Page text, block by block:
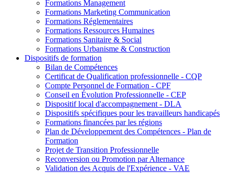
Formations Management
Formations Marketing Communication
Formations Réglementaires
Formations Ressources Humaines
Formations Sanitaire & Social
Formations Urbanisme & Construction
Dispositifs de formation
Bilan de Compétences
Certificat de Qualification professionnelle - CQP
Compte Personnel de Formation - CPF
Conseil en Évolution Professionnelle - CEP
Dispositif local d'accompagnement - DLA
Dispositifs spécifiques pour les travailleurs handicapés
Formations financées par les régions
Plan de Développement des Compétences - Plan de
Formation
Projet de Transition Professionnelle
Reconversion ou Promotion par Alternance
Validation des Acquis de l'Expérience - VAE